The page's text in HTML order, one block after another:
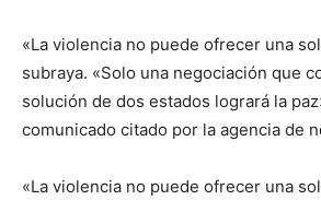
«La violencia no puede ofrecer una
subraya. «Solo una negociación que
solución de dos estados logrará la
comunicado citado por la agencia de
«La violencia no puede ofrecer una